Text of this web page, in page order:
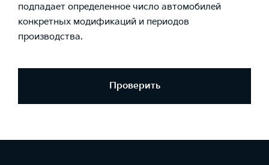
подпадает определенное число автомобилей
конкретных модификаций и периодов
производства.
Проверить